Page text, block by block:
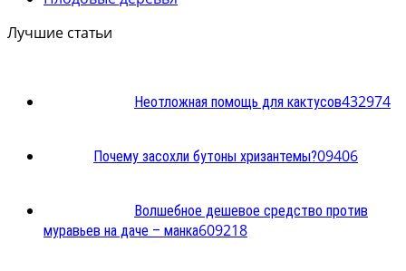
Лучшие статьи
Неотложная помощь для кактусов432974
Почему засохли бутоны хризантемы?09406
Волшебное дешевое средство против
муравьев на даче – манка609218